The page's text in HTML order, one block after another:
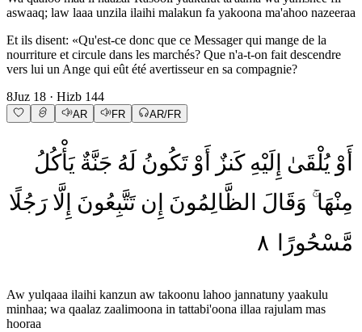
aswaaq; law laaa unzila ilaihi malakun fa yakoona ma'ahoo nazeeraa
Et ils disent: «Qu'est-ce donc que ce Messager qui mange de la
nourriture et circule dans les marchés? Que n'a-t-on fait descendre
vers lui un Ange qui eût été avertisseur en sa compagnie?
8Juz 18 · Hizb 144
AR FR AR/FR
أَوْ يُلْقَىٰ إِلَيْهِ كَنزٌ أَوْ تَكُونُ لَهُ جَنَّةٌ يَأْكُلُ
مِنْهَا وَقَالَ الظَّالِمُونَ إِن تَتَّبِعُونَ إِلَّا رَجُلًا
مَّسْحُورًا
٨
Aw yulqaaa ilaihi kanzun aw takoonu lahoo jannatuny yaakulu
minhaa; wa qaalaz zaalimoona in tattabi'oona illaa rajulam mas
hooraa